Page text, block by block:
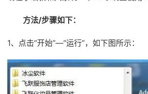
方法/步骤如下：
1、点击“开始”—“运行”，如下图所示：